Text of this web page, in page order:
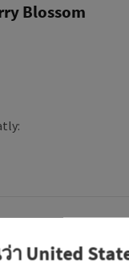
Blossom
าUnited